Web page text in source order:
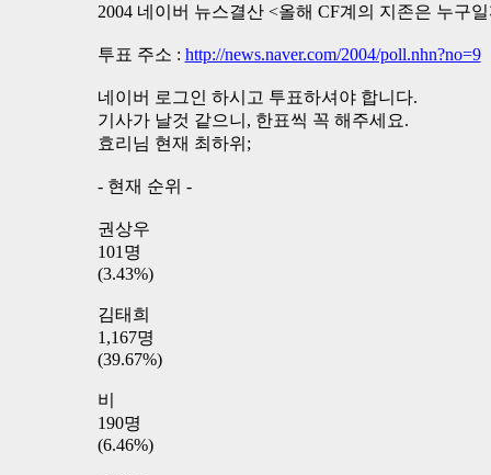
2004 네이버 뉴스결산 <올해 CF계의 지존은 누구
투표 주소 : http://news.naver.com/2004/poll.nhn?no=9
네이버 로그인 하시고 투표하셔야 합니다.
기사가 날것 같으니, 한표씩 꼭 해주세요.
효리님 현재 최하위;
- 현재 순위 -
권상우
101명
(3.43%)
김태희
1,167명
(39.67%)
비
190명
(6.46%)